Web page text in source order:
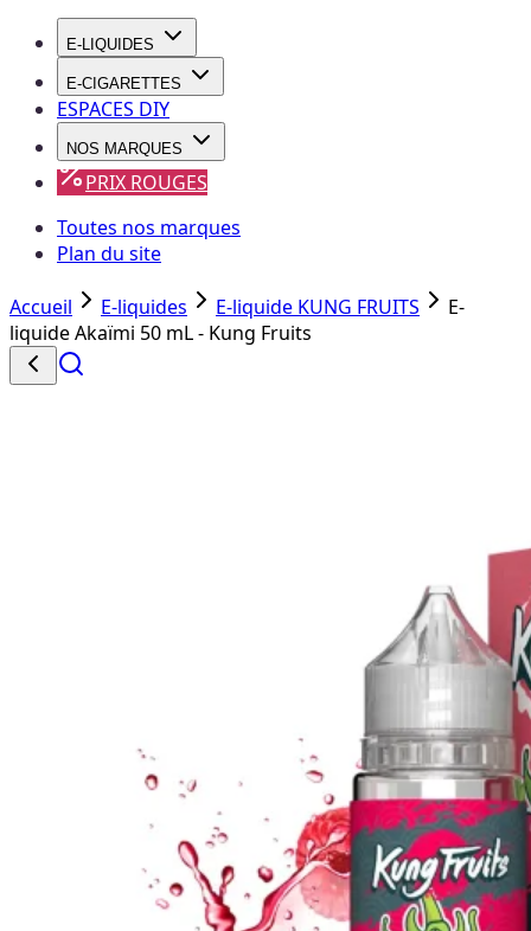
E-LIQUIDES
E-CIGARETTES
ESPACES DIY
NOS MARQUES
PRIX ROUGES
Toutes nos marques
Plan du site
Accueil E-liquides E-liquide KUNG FRUITS
E-
liquide Akaïmi 50 mL - Kung Fruits